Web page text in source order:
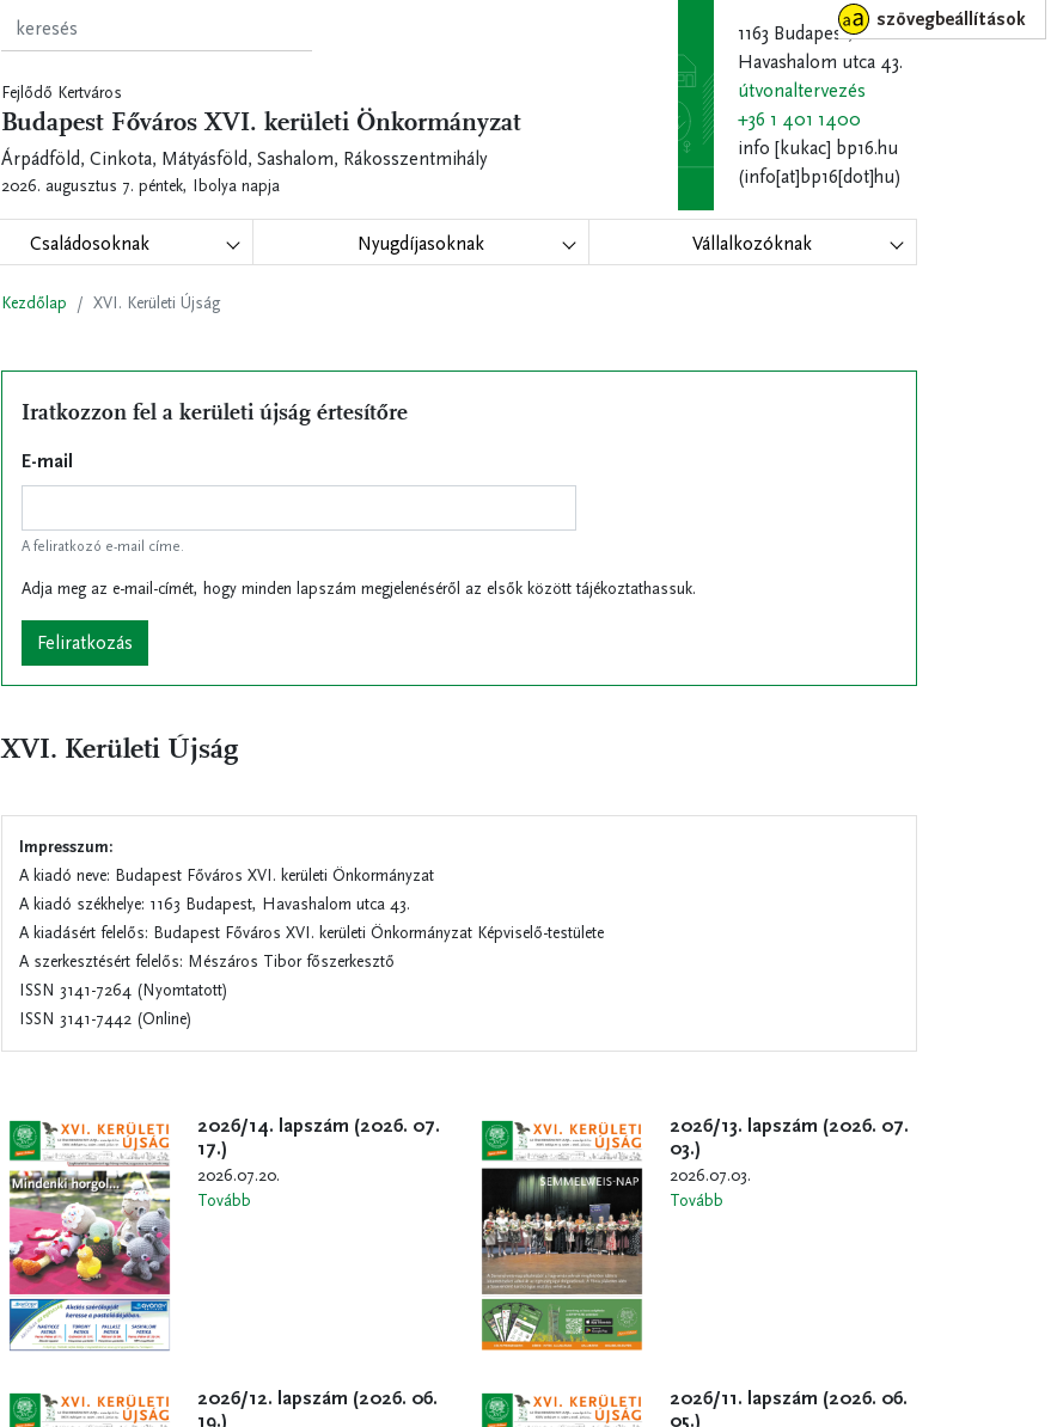
szövegbeállítások
Fejlődő Kertváros
Budapest Főváros XVI. kerületi Önkormányzat
Árpádföld, Cinkota, Mátyásföld, Sashalom, Rákosszentmihály
2026. augusztus 7. péntek, Ibolya napja
1163 Budapest,
Havashalom utca 43.
útvonaltervezés
+36 1 401 1400
info [kukac] bp16.hu
(info[at]bp16[dot]hu)
Családosoknak Nyugdíjasoknak
Vállalkozóknak
Kezdőlap XVI. Kerületi Újság
Iratkozzon fel a kerületi újság értesítőre
E-mail
A feliratkozó e-mail címe.
Adja meg az e-mail-címét, hogy minden lapszám megjelenéséről az elsők között tájékoztathassuk.
XVI. Kerületi Újság
Impresszum:
A kiadó neve: Budapest Főváros XVI. kerületi Önkormányzat
A kiadó székhelye: 1163 Budapest, Havashalom utca 43.
A kiadásért felelős: Budapest Főváros XVI. kerületi Önkormányzat Képviselő-testülete
A szerkesztésért felelős: Mészáros Tibor főszerkesztő
ISSN 3141-7264 (Nyomtatott)
ISSN 3141-7442 (Online)
2026/14. lapszám (2026. 07.
17.)
2026.07.20.
Tovább
2026/13. lapszám (2026. 07.
03.)
2026.07.03.
Tovább
2026/12. lapszám (2026. 06.
19.)
2026/11. lapszám (2026. 06.
05.)